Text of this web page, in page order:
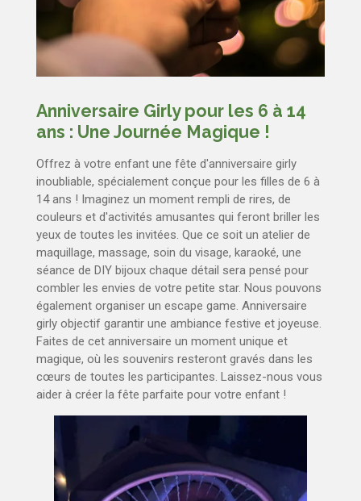
Anniversaire Girly pour les 6 à 14
ans : Une Journée Magique !
Offrez à votre enfant une fête d'anniversaire girly
inoubliable, spécialement conçue pour les filles de 6 à
14 ans ! Imaginez un moment rempli de rires, de
couleurs et d'activités amusantes qui feront briller les
yeux de toutes les invitées. Que ce soit un atelier de
maquillage, massage, soin du visage, karaoké, une
séance de DIY bijoux chaque détail sera pensé pour
combler les envies de votre petite star. Nous pouvons
également organiser un escape game. Anniversaire
girly objectif garantir une ambiance festive et joyeuse.
Faites de cet anniversaire un moment unique et
magique, où les souvenirs resteront gravés dans les
cœurs de toutes les participantes. Laissez-nous vous
aider à créer la fête parfaite pour votre enfant !